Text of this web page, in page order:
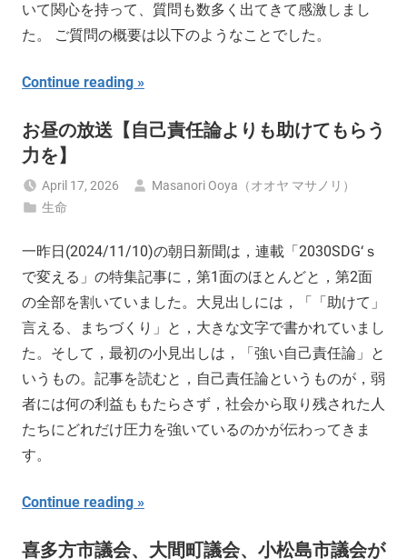
いて関心を持って、質問も数多く出てきて感激しまし
た。 ご質問の概要は以下のようなことでした。
Continue reading
お昼の放送【自己責任論よりも助けてもらう
力を】
April 17, 2026
Masanori Ooya（オオヤ マサノリ）
生命
一昨日(2024/11/10)の朝日新聞は，連載「2030SDG‘ｓ
で変える」の特集記事に，第1面のほとんどと，第2面
の全部を割いていました。大見出しには，「「助けて」
言える、まちづくり」と，大きな文字で書かれていまし
た。そして，最初の小見出しは，「強い自己責任論」と
いうもの。記事を読むと，自己責任論というものが，弱
者には何の利益ももたらさず，社会から取り残された人
たちにどれだけ圧力を強いているのかが伝わってきま
す。
Continue reading
喜多方市議会、大間町議会、小松島市議会が